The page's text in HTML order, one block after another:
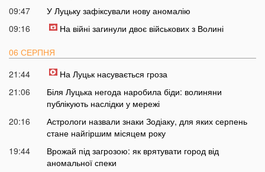
09:47
У Луцьку зафіксували нову аномалію
09:16
На війні загинули двоє військових з Волині
06 СЕРПНЯ
21:44
На Луцьк насувається гроза
21:06
Біля Луцька негода наробила біди: волиняни
публікують наслідки у мережі
20:16
Астрологи назвали знаки Зодіаку, для яких серпень
стане найгіршим місяцем року
19:44
Врожай під загрозою: як врятувати город від
аномальної спеки